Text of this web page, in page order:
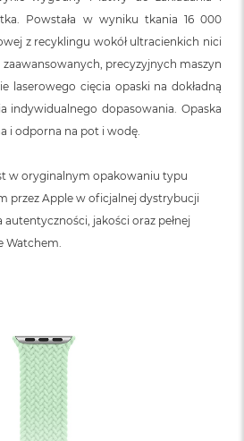
Powstała w wyniku tkania 16 000
z recyklingu wokół ultracienkich nici
precyzyjnych maszyn
laserowego cięcia opaski na dokładną
indywidualnego dopasowania. Opaska
i odporna na pot i wodę.
w oryginalnym opakowaniu typu
przez Apple w oficjalnej dystrybucji
jakości oraz pełnej
Watchem.